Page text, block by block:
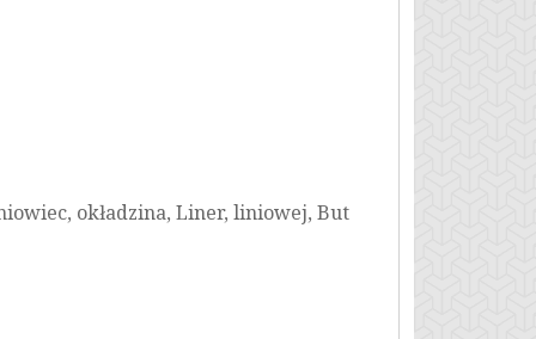
okładzina, Liner, liniowej, But